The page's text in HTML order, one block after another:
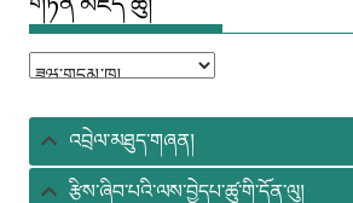
གཏན་
ཚུ།
འབྲེལ་མཐུད་གཞན།
རྩིས་ཞིབ་པའི་ལས་བྱེདཔ་ཚུ་གི་དོན་ལུ།